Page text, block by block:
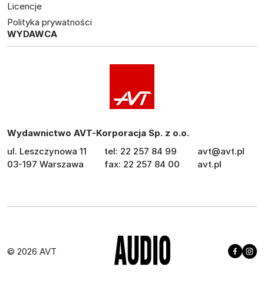
Licencje
Polityka prywatności
WYDAWCA
Wydawnictwo AVT-Korporacja Sp. z o.o.
ul. Leszczynowa 11
03-197 Warszawa
tel: 22 257 84 99
fax: 22 257 84 00
avt@avt.pl
avt.pl
© 2026 AVT